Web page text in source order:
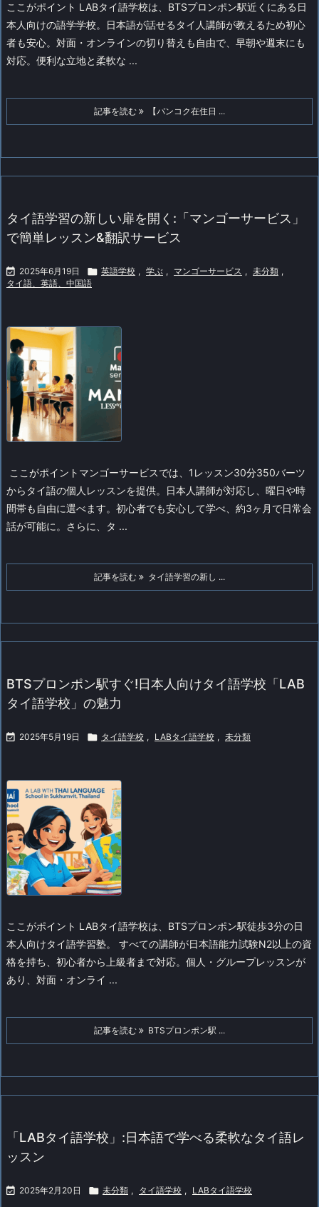
ここがポイント LABタイ語学校は、BTSプロンポン駅近くにある日
本人向けの語学学校。日本語が話せるタイ人講師が教えるため初心
者も安心。対面・オンラインの切り替えも自由で、早朝や週末にも
対応。便利な立地と柔軟な ...
記事を読む 【バンコク在住日 ...
タイ語学習の新しい扉を開く:「マンゴーサービス」
で簡単レッスン&翻訳サービス
 2025年6月19日  英語学校 , 学ぶ , マンゴーサービス , 未分類 ,
タイ語、英語、中国語
ここがポイント マンゴーサービスでは、1レッスン30分350バーツ
からタイ語の個人レッスンを提供。日本人講師が対応し、曜日や時
間帯も自由に選べます。初心者でも安心して学べ、約3ヶ月で日常会
話が可能に。さらに、タ ...
記事を読む タイ語学習の新し ...
BTSプロンポン駅すぐ!日本人向けタイ語学校「LAB
タイ語学校」の魅力
 2025年5月19日  タイ語学校 , LABタイ語学校 , 未分類
ここがポイント LABタイ語学校は、BTSプロンポン駅徒歩3分の日
本人向けタイ語学習塾。 すべての講師が日本語能力試験N2以上の資
格を持ち、初心者から上級者まで対応。個人・グループレッスンが
あり、対面・オンライ ...
記事を読む BTSプロンポン駅 ...
「LABタイ語学校」:日本語で学べる柔軟なタイ語レ
ッスン
 2025年2月20日  未分類 , タイ語学校 , LABタイ語学校